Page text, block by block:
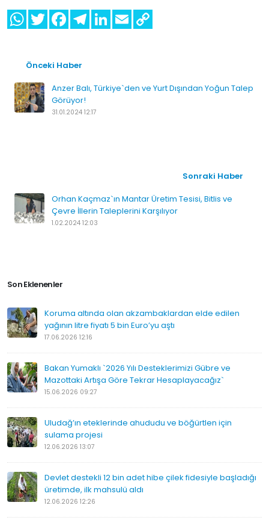
Önceki Haber
Anzer Balı, Türkiye`den ve Yurt Dışından Yoğun Talep
Görüyor!
31.01.2024 12:17
Sonraki Haber
Orhan Kaçmaz`ın Mantar Üretim Tesisi, Bitlis ve
Çevre İllerin Taleplerini Karşılıyor
1.02.2024 12:03
Son Eklenenler
Koruma altında olan akzambaklardan elde edilen
yağının litre fiyatı 5 bin Euro’yu aştı
17.06.2026 12:16
Bakan Yumaklı `2026 Yılı Desteklerimizi Gübre ve
Mazottaki Artışa Göre Tekrar Hesaplayacağız`
15.06.2026 09:27
Uludağ’ın eteklerinde ahududu ve böğürtlen için
sulama projesi
12.06.2026 13:07
Devlet destekli 12 bin adet hibe çilek fidesiyle başladığı
üretimde, ilk mahsulü aldı
12.06.2026 12:26